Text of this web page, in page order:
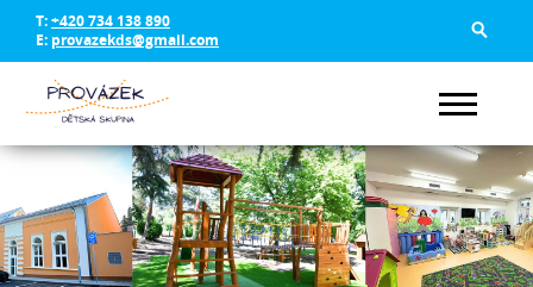
T:+420 734 138 890
E: provazekds@gmail.com